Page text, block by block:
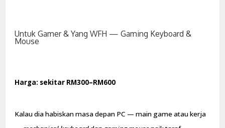
Untuk Gamer & Yang WFH — Gaming Keyboard &
Mouse
Harga: sekitar RM300–RM600
Kalau dia habiskan masa depan PC — main game atau kerja